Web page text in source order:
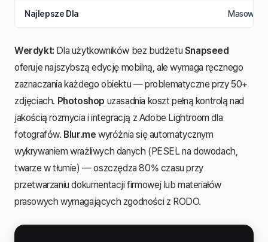
Najlepsze Dla Masowa
Werdykt: Dla użytkowników bez budżetu Snapseed
oferuje najszybszą edycję mobilną, ale wymaga ręcznego
zaznaczania każdego obiektu — problematyczne przy 50+
zdjęciach. Photoshop uzasadnia koszt pełną kontrolą nad
jakością rozmycia i integracją z Adobe Lightroom dla
fotografów. Blur.me wyróżnia się automatycznym
wykrywaniem wrażliwych danych (PESEL na dowodach,
twarze w tłumie) — oszczędza 80% czasu przy
przetwarzaniu dokumentacji firmowej lub materiałów
prasowych wymagających zgodności z RODO.